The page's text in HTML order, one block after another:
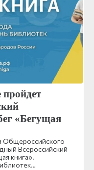
пройдет
«Бегущая
Общероссийского
Всероссийский
книга».